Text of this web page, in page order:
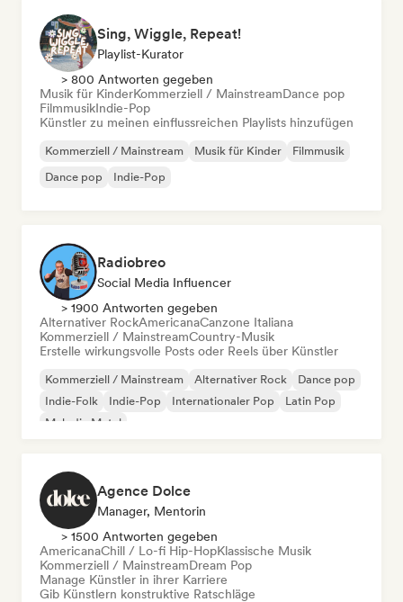
Sing, Wiggle, Repeat!
Playlist-Kurator
> 800 Antworten gegeben
Musik für KinderKommerziell / MainstreamDance pop
FilmmusikIndie-Pop
Künstler zu meinen einflussreichen Playlists hinzufügen
Kommerziell / Mainstream Musik für Kinder
Filmmusik
Dance pop
Indie-Pop
Radiobreo
Social Media Influencer
> 1900 Antworten gegeben
Alternativer RockAmericanaCanzone Italiana
Kommerziell / MainstreamCountry-Musik
Erstelle wirkungsvolle Posts oder Reels über Künstler
Kommerziell / Mainstream Alternativer Rock
Dance pop
Indie-Folk
Indie-Pop Internationaler Pop
Latin Pop
Melodic Metal
Agence Dolce
Manager, Mentorin
> 1500 Antworten gegeben
AmericanaChill / Lo-fi Hip-HopKlassische Musik
Kommerziell / MainstreamDream Pop
Manage Künstler in ihrer Karriere
Gib Künstlern konstruktive Ratschläge